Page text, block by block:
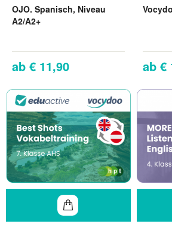
OJO. Spanisch, Niveau
A2/A2+
€ 11,90 €